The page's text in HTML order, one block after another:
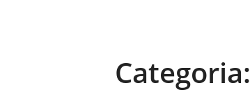
Categoria: